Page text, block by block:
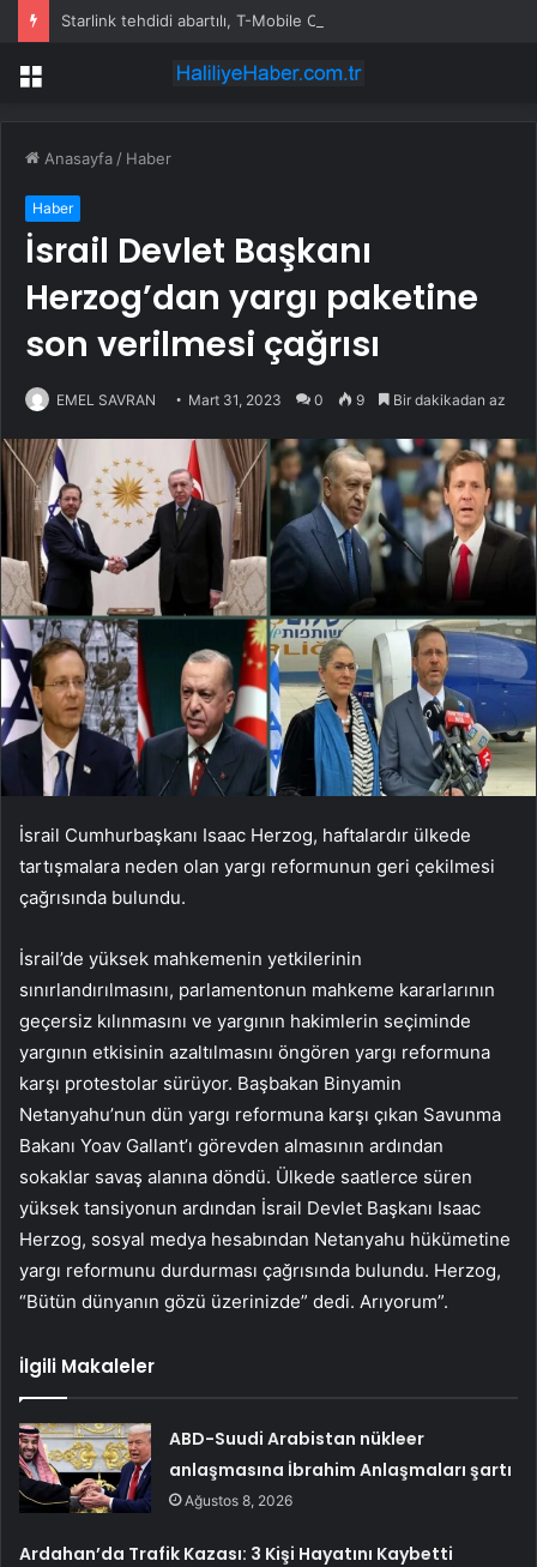
Starlink tehdidi abartılı, T-Mobile CEO’su FT’ye açıkladı
Menü
Anasayfa / Haber
Haber
İsrail Devlet Başkanı
Herzog’dan yargı paketine
son verilmesi çağrısı
EMEL SAVRAN Mart 31, 2023 0 9 Bir dakikadan az
İsrail Cumhurbaşkanı Isaac Herzog, haftalardır ülkede
tartışmalara neden olan yargı reformunun geri çekilmesi
çağrısında bulundu.
İsrail’de yüksek mahkemenin yetkilerinin
sınırlandırılmasını, parlamentonun mahkeme kararlarının
geçersiz kılınmasını ve yargının hakimlerin seçiminde
yargının etkisinin azaltılmasını öngören yargı reformuna
karşı protestolar sürüyor. Başbakan Binyamin
Netanyahu’nun dün yargı reformuna karşı çıkan Savunma
Bakanı Yoav Gallant’ı görevden almasının ardından
sokaklar savaş alanına döndü. Ülkede saatlerce süren
yüksek tansiyonun ardından İsrail Devlet Başkanı Isaac
Herzog, sosyal medya hesabından Netanyahu hükümetine
yargı reformunu durdurması çağrısında bulundu. Herzog,
“Bütün dünyanın gözü üzerinizde” dedi. Arıyorum”.
İlgili Makaleler
ABD-Suudi Arabistan nükleer
anlaşmasına İbrahim Anlaşmaları şartı
Ağustos 8, 2026
Ardahan’da Trafik Kazası: 3 Kişi Hayatını Kaybetti